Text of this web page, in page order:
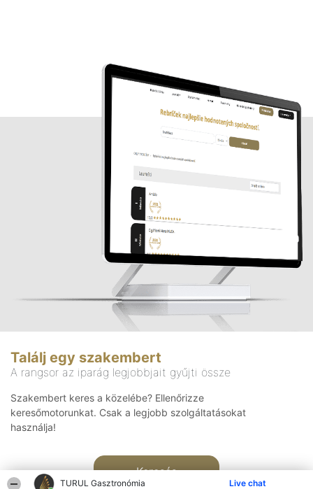
TURUL Gasztronómia Live chat
Találj egy szakembert
A rangsor az iparág legjobbjait gyűjti össze
Szakembert keres a közelébe? Ellenőrizze
keresőmotorunkat. Csak a legjobb szolgáltatásokat
használja!
Keresés